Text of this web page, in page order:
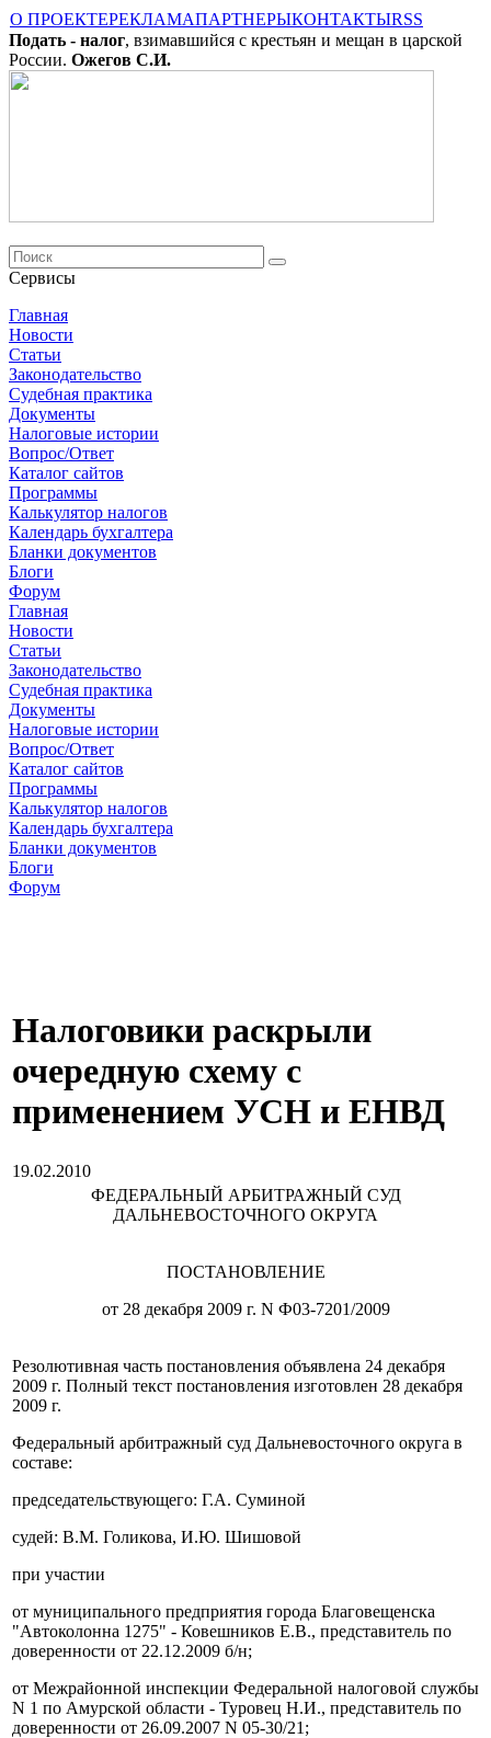
О ПРОЕКТЕРЕКЛАМАПАРТНЕРЫКОНТАКТЫRSS
Подать - налог, взимавшийся с крестьян и мещан в царской
России. Ожегов С.И.
Сервисы
Главная
Новости
Cтатьи
Законодательство
Судебная практика
Документы
Налоговые истории
Вопрос/Ответ
Каталог сайтов
Программы
Калькулятор налогов
Календарь бухгалтера
Бланки документов
Блоги
Форум
Главная
Новости
Cтатьи
Законодательство
Судебная практика
Документы
Налоговые истории
Вопрос/Ответ
Каталог сайтов
Программы
Калькулятор налогов
Календарь бухгалтера
Бланки документов
Блоги
Форум
Налоговики раскрыли
очередную схему с
применением УСН и ЕНВД
19.02.2010
ФЕДЕРАЛЬНЫЙ АРБИТРАЖНЫЙ СУД
ДАЛЬНЕВОСТОЧНОГО ОКРУГА
ПОСТАНОВЛЕНИЕ
от 28 декабря 2009 г. N Ф03-7201/2009
Резолютивная часть постановления объявлена 24 декабря
2009 г. Полный текст постановления изготовлен 28 декабря
2009 г.
Федеральный арбитражный суд Дальневосточного округа в
составе:
председательствующего: Г.А. Суминой
судей: В.М. Голикова, И.Ю. Шишовой
при участии
от муниципального предприятия города Благовещенска
"Автоколонна 1275" - Ковешников Е.В., представитель по
доверенности от 22.12.2009 б/н;
от Межрайонной инспекции Федеральной налоговой службы
N 1 по Амурской области - Туровец Н.И., представитель по
доверенности от 26.09.2007 N 05-30/21;